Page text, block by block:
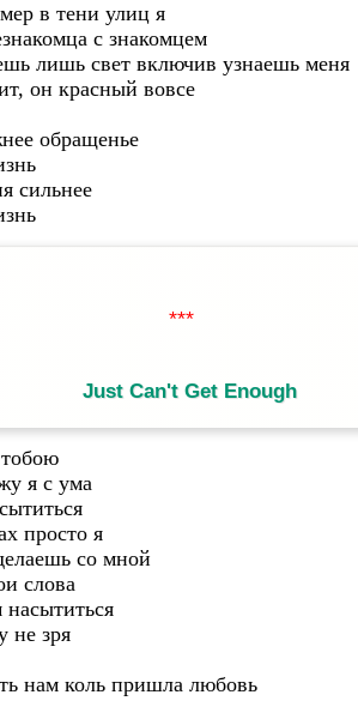
в тени улиц я
с знакомцем
лишь свет включив узнаешь меня
он красный вовсе
обращенье
сильнее
Just Can't Get Enough
тобою
я с ума
просто я
со мной
слова
не зря
нам коль пришла любовь